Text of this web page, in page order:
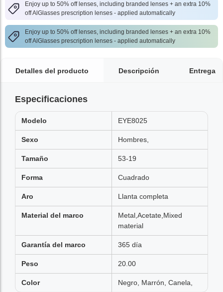
Enjoy up to 50% off lenses, including branded lenses + an extra 10%
off AlGlasses prescription lenses - applied automatically
Enjoy up to 50% off lenses, including branded lenses + an extra 10%
off AlGlasses prescription lenses - applied automatically
Detalles del producto Descripción Entrega
Especificaciones
Modelo EYE8025
Sexo Hombres,
Tamaño 53-19
Forma Cuadrado
Aro Llanta completa
Material del marco
Metal,Acetate,Mixed
material
Garantía del marco 365 día
Peso 20.00
Color Negro, Marrón, Canela,